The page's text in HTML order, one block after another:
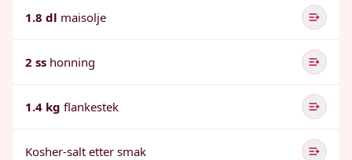
1.8 dl maisolje
2 ss honning
1.4 kg flankestek
Kosher-salt etter smak